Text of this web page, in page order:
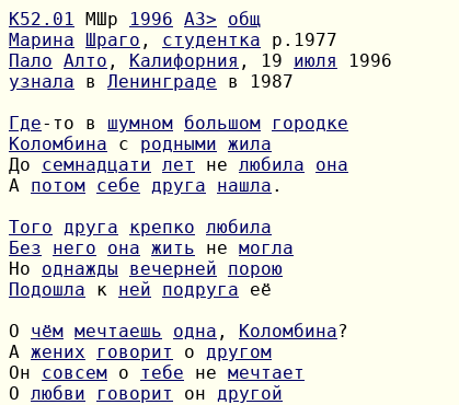
К52.01 МШр 1996 A3>
общ
Марина Шраго , студентка
Пало Алто , Калифорния , 19 июля
узнала в Ленинграде в 1987
Где-то в шумном большом
городке
Коломбина с родными жила
До семнадцати лет не любила
она
А потом себе друга нашла .
Того друга крепко любила
Без
него она жить не могла
Но однажды вечерней
порою
Подошла к ней подруга её
О чём мечтаешь одна , Коломбина
А жених говорит о другом
Он совсем о тебе не мечтает
О любви говорит он другой